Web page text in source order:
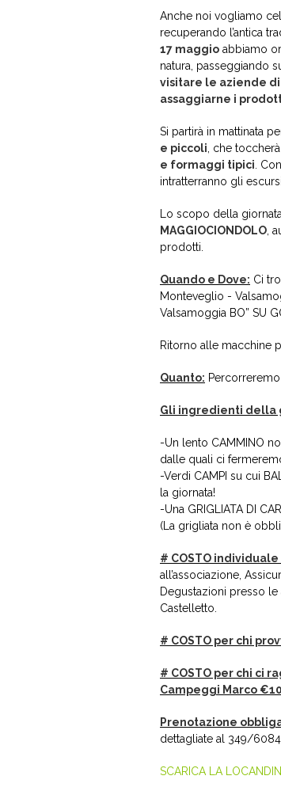
Anche noi vogliamo
recuperando l’antica
17 maggio abbiamo
natura, passeggiando
visitare le aziende
assaggiarne i
Si partirà in mattinata
e piccoli , che
e formaggi tipici .
intratterranno gli
Lo scopo della
MAGGIOCIONDOLO ,
prodotti.
Quando e Dove: Ci
Monteveglio -
Valsamoggia BO” SU
Ritorno alle macchine
Quanto:
Gli ingredienti della
-Un lento CAMMINO
dalle quali ci
-Verdi CAMPI su cui
la giornata!
-Una GRIGLIATA DI
(La grigliata non è
# COSTO
all’associazione,
Degustazioni presso
Castelletto.
# COSTO per chi
# COSTO per chi ci
Campeggi Marco €10
Prenotazione
dettagliate al 349/
SCARICA LA